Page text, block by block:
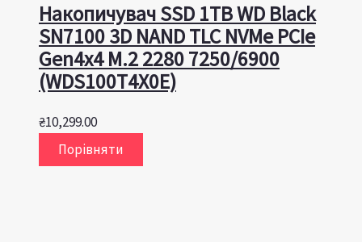
Накопичувач SSD 1TB WD Black
SN7100 3D NAND TLC NVMe PCIe
Gen4x4 M.2 2280 7250/6900
(WDS100T4X0E)
₴10,299.00
Порівняти